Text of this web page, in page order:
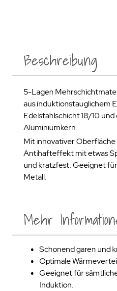
Beschreibung
5-Lagen
aus induktionstauglichem
Edelstahlschicht 18/10
Aluminiumkern.
Mit innovativer
Antihafteffekt mit etwas
und kratzfest. Geeignet
Metall.
Mehr
Schonend garen und
Optimale
Geeignet für
Induktion.